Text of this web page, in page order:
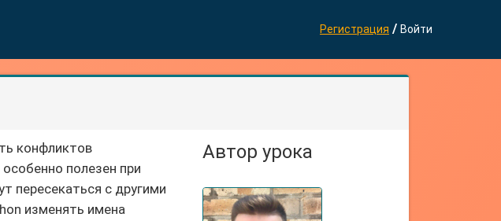
Регистрация / Войти
конфликтов
полезен при
пересекаться с другими
изменять имена
Автор урока